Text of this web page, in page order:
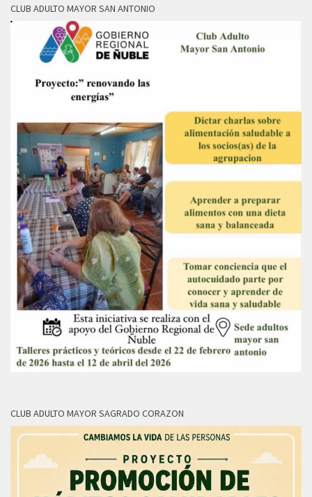
CLUB ADULTO MAYOR SAN ANTONIO
CLUB ADULTO MAYOR SAGRADO CORAZON